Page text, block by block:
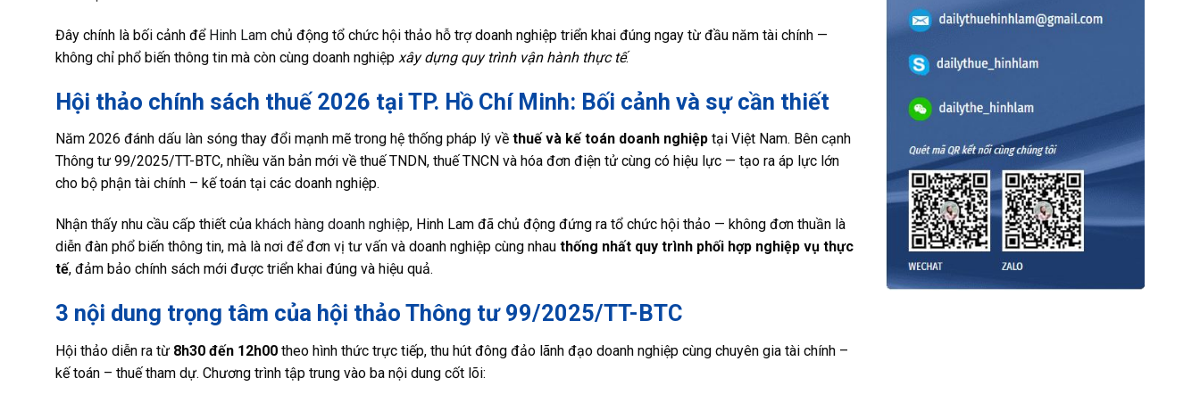
Đây chính là bối cảnh để Hinh Lam chủ động tổ chức hội thảo hỗ trợ doanh nghiệp triển khai đúng ngay từ đầu năm tài chính —
không chỉ phổ biến thông tin mà còn cùng doanh nghiệp xây dựng quy trình vận hành thực tế.
Hội thảo chính sách thuế 2026 tại TP. Hồ Chí Minh: Bối cảnh và sự cần thiết
Năm 2026 đánh dấu làn sóng thay đổi mạnh mẽ trong hệ thống pháp lý về thuế và kế toán doanh nghiệp tại Việt Nam. Bên cạnh
Thông tư 99/2025/TT-BTC, nhiều văn bản mới về thuế TNDN, thuế TNCN và hóa đơn điện tử cùng có hiệu lực — tạo ra áp lực lớn
cho bộ phận tài chính – kế toán tại các doanh nghiệp.
Nhận thấy nhu cầu cấp thiết của khách hàng doanh nghiệp, Hinh Lam đã chủ động đứng ra tổ chức hội thảo — không đơn thuần là
diễn đàn phổ biến thông tin, mà là nơi để đơn vị tư vấn và doanh nghiệp cùng nhau thống nhất quy trình phối hợp nghiệp vụ thực
tế, đảm bảo chính sách mới được triển khai đúng và hiệu quả.
3 nội dung trọng tâm của hội thảo Thông tư 99/2025/TT-BTC
Hội thảo diễn ra từ 8h30 đến 12h00 theo hình thức trực tiếp, thu hút đông đảo lãnh đạo doanh nghiệp cùng chuyên gia tài chính –
kế toán – thuế tham dự. Chương trình tập trung vào ba nội dung cốt lõi:
tư
thảo
doanh
chủ
Thông
tư
99/2025/TT-
BTC